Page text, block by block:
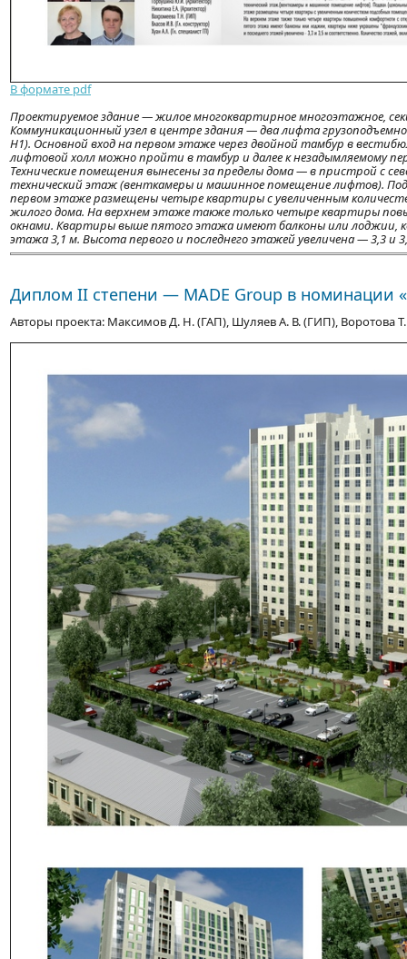
В формате pdf
Проектируемое здание — жилое многоквартирное многоэтажное,
Коммуникационный узел в центре здания — два лифта
Н1). Основной вход на первом этаже через двойной тамбур в
лифтовой холл можно пройти в тамбур и далее к незадымляемому
Технические помещения вынесены за пределы дома — в пристрой с
технический этаж (венткамеры и машинное помещение лифтов).
первом этаже размещены четыре квартиры с увеличенным
жилого дома. На верхнем этаже также только четыре квартиры
окнами. Квартиры выше пятого этажа имеют балконы или лоджии,
этажа 3,1 м. Высота первого и последнего этажей увеличена — 3,3
Диплом ІІ степени — MADE Group в
Авторы проекта: Максимов Д. Н. (ГАП), Шуляев А. В. (ГИП), Воротова